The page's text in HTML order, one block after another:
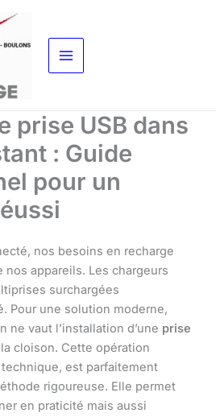
prise USB dans
: Guide
pour un
nos besoins en recharge
appareils. Les chargeurs
surchargées
Pour une solution moderne,
ne vaut l’installation d’une prise
cloison. Cette opération
est parfaitement
rigoureuse. Elle permet
en praticité mais aussi